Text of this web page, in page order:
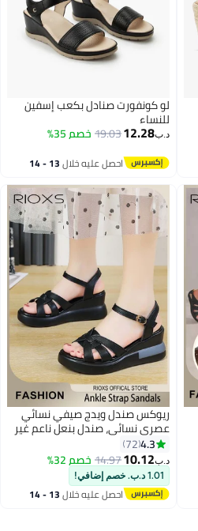
لو كونفورت صنادل بكعب إسفين
للنساء
د.ب‏12.28
19.03خصم 35%
احصل عليه خلال 13 - 14
7
ريوكس صندل ويدج صيفي نسائي
عصري نسائي، صندل بنعل ناعم غير
قابل للانزلاق، حذاء بحزام كاحل
مفتوح من الأمام بتصميم كاجوال
بسيط، مناسب لأي نوع من أنواع
الأقدام، مثالي لملابسك الصيفية
الرائعة
4.3
72
د.ب‏10.12
14.97خصم 32%
1.01 د.ب. خصم إضافي!
احصل عليه خلال 13 - 14